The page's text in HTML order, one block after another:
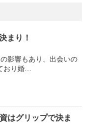
まり！
影響もあり、出会いの
おり婚…
はグリップで決ま